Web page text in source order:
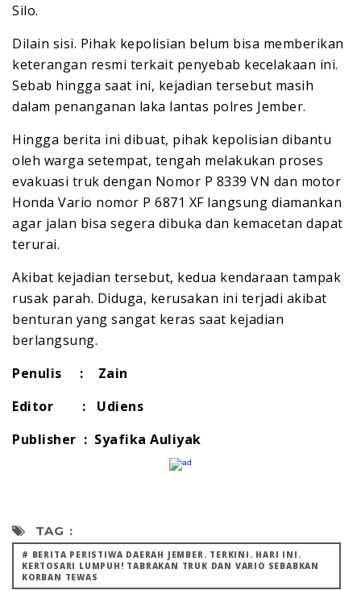
Silo.
Dilain sisi. Pihak kepolisian belum bisa memberikan
keterangan resmi terkait penyebab kecelakaan ini.
Sebab hingga saat ini, kejadian tersebut masih
dalam penanganan laka lantas polres Jember.
Hingga berita ini dibuat, pihak kepolisian dibantu
oleh warga setempat, tengah melakukan proses
evakuasi truk dengan Nomor P 8339 VN dan motor
Honda Vario nomor P 6871 XF langsung diamankan
agar jalan bisa segera dibuka dan kemacetan dapat
terurai.
Akibat kejadian tersebut, kedua kendaraan tampak
rusak parah. Diduga, kerusakan ini terjadi akibat
benturan yang sangat keras saat kejadian
berlangsung.
Penulis : Zain
Editor : Udiens
Publisher : Syafika Auliyak
TAG :
# BERITA PERISTIWA DAERAH JEMBER. TERKINI. HARI INI.
KERTOSARI LUMPUH! TABRAKAN TRUK DAN VARIO SEBABKAN
KORBAN TEWAS